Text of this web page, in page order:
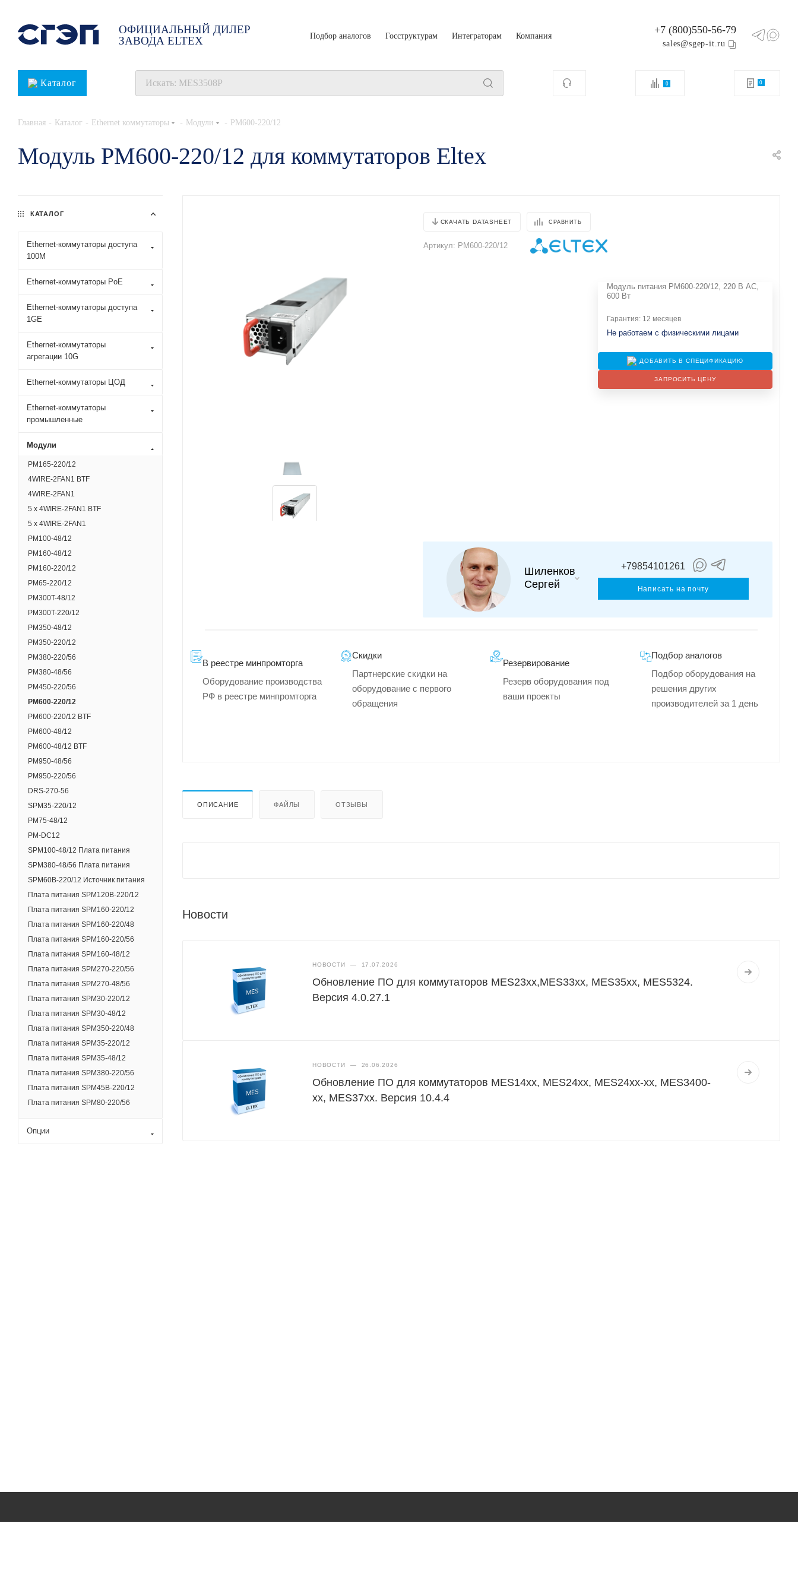
ОФИЦИАЛЬНЫЙ ДИЛЕР
ЗАВОДА ELTEX
Подбор аналогов Госструктурам Интеграторам Компания +7 (800)550-56-79
sales@sgep-it.ru
Каталог 0 0
Главная - Каталог - Ethernet коммутаторы - Модули - PM600-220/12
Модуль PM600-220/12 для коммутаторов Eltex
СКАЧАТЬ DATASHEET СРАВНИТЬ
Артикул: PM600-220/12
Модуль питания PM600-220/12, 220 В AC,
600 Вт
Гарантия: 12 месяцев
Не работаем с физическими лицами
ДОБАВИТЬ В СПЕЦИФИКАЦИЮ
ЗАПРОСИТЬ ЦЕНУ
Шиленков
Сергей
+79854101261
Написать на почту
В реестре минпромторга
Оборудование производства
РФ в реестре минпромторга
Скидки
Партнерские скидки на
оборудование с первого
обращения
Резервирование
Резерв оборудования под
ваши проекты
Подбор аналогов
Подбор оборудования на
решения других
производителей за 1 день
ОПИСАНИЕ ФАЙЛЫ ОТЗЫВЫ
Новости
НОВОСТИ — 17.07.2026
Обновление ПО для коммутаторов MES23xx,MES33xx, MES35xx, MES5324.
Версия 4.0.27.1
НОВОСТИ — 26.06.2026
Обновление ПО для коммутаторов MES14xx, MES24xx, MES24xx-xx, MES3400-
xx, MES37хх. Версия 10.4.4
КАТАЛОГ
Ethernet-коммутаторы доступа
100М
Ethernet-коммутаторы PoE
Ethernet-коммутаторы доступа
1GE
Ethernet-коммутаторы
агрегации 10G
Ethernet-коммутаторы ЦОД
Ethernet-коммутаторы
промышленные
Модули
PM165-220/12
4WIRE-2FAN1 BTF
4WIRE-2FAN1
5 x 4WIRE-2FAN1 BTF
5 x 4WIRE-2FAN1
PM100-48/12
PM160-48/12
PM160-220/12
PM65-220/12
PM300T-48/12
PM300T-220/12
PM350-48/12
PM350-220/12
PM380-220/56
PM380-48/56
PM450-220/56
PM600-220/12
PM600-220/12 BTF
PM600-48/12
PM600-48/12 BTF
PM950-48/56
PM950-220/56
DRS-270-56
SPM35-220/12
PM75-48/12
PM-DC12
SPM100-48/12 Плата питания
SPM380-48/56 Плата питания
SPM60B-220/12 Источник питания
Плата питания SPM120B-220/12
Плата питания SPM160-220/12
Плата питания SPM160-220/48
Плата питания SPM160-220/56
Плата питания SPM160-48/12
Плата питания SPM270-220/56
Плата питания SPM270-48/56
Плата питания SPM30-220/12
Плата питания SPM30-48/12
Плата питания SPM350-220/48
Плата питания SPM35-220/12
Плата питания SPM35-48/12
Плата питания SPM380-220/56
Плата питания SPM45B-220/12
Плата питания SPM80-220/56
Опции